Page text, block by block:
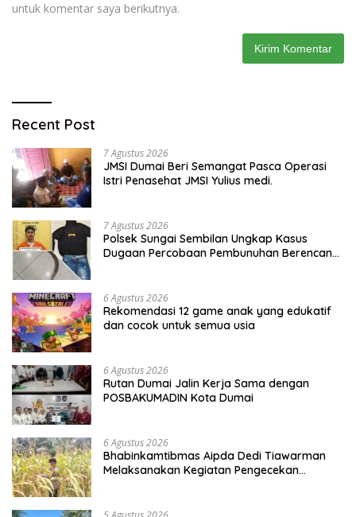
untuk komentar saya berikutnya.
Recent Post
7 Agustus 2026
JMSI Dumai Beri Semangat Pasca Operasi
Istri Penasehat JMSI Yulius medi.
7 Agustus 2026
Polsek Sungai Sembilan Ungkap Kasus
Dugaan Percobaan Pembunuhan Berencana,
6 Agustus 2026
Rekomendasi 12 game anak yang edukatif
dan cocok untuk semua usia
6 Agustus 2026
Rutan Dumai Jalin Kerja Sama dengan
POSBAKUMADIN Kota Dumai
6 Agustus 2026
Bhabinkamtibmas Aipda Dedi Tiawarman
Melaksanakan Kegiatan Pengecekan